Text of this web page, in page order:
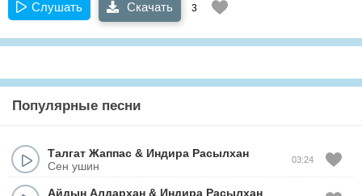
Слушать Скачать 3
Популярные песни
Талгат Жаппас & Индира Расылхан
Сен ушин
03:24
Айдын Алдархан​​​​​​​ & Индира Расылхан